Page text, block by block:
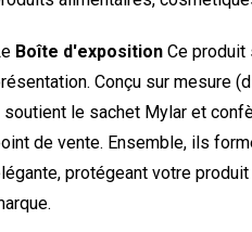
Boîte d'exposition Ce
Conçu sur mesure
soutient le sachet Mylar et
de vente. Ensemble, ils
protégeant votre